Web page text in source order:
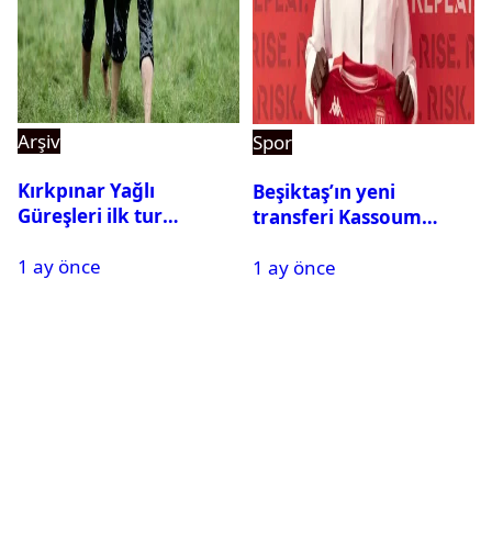
Arşiv
Kırkpınar Yağlı
Güreşleri ilk tur
2. tura geçen
1 ay önce
Spor
Beşiktaş’ın yeni
transferi Kassoum
gelecek? Resmi
1 ay önce